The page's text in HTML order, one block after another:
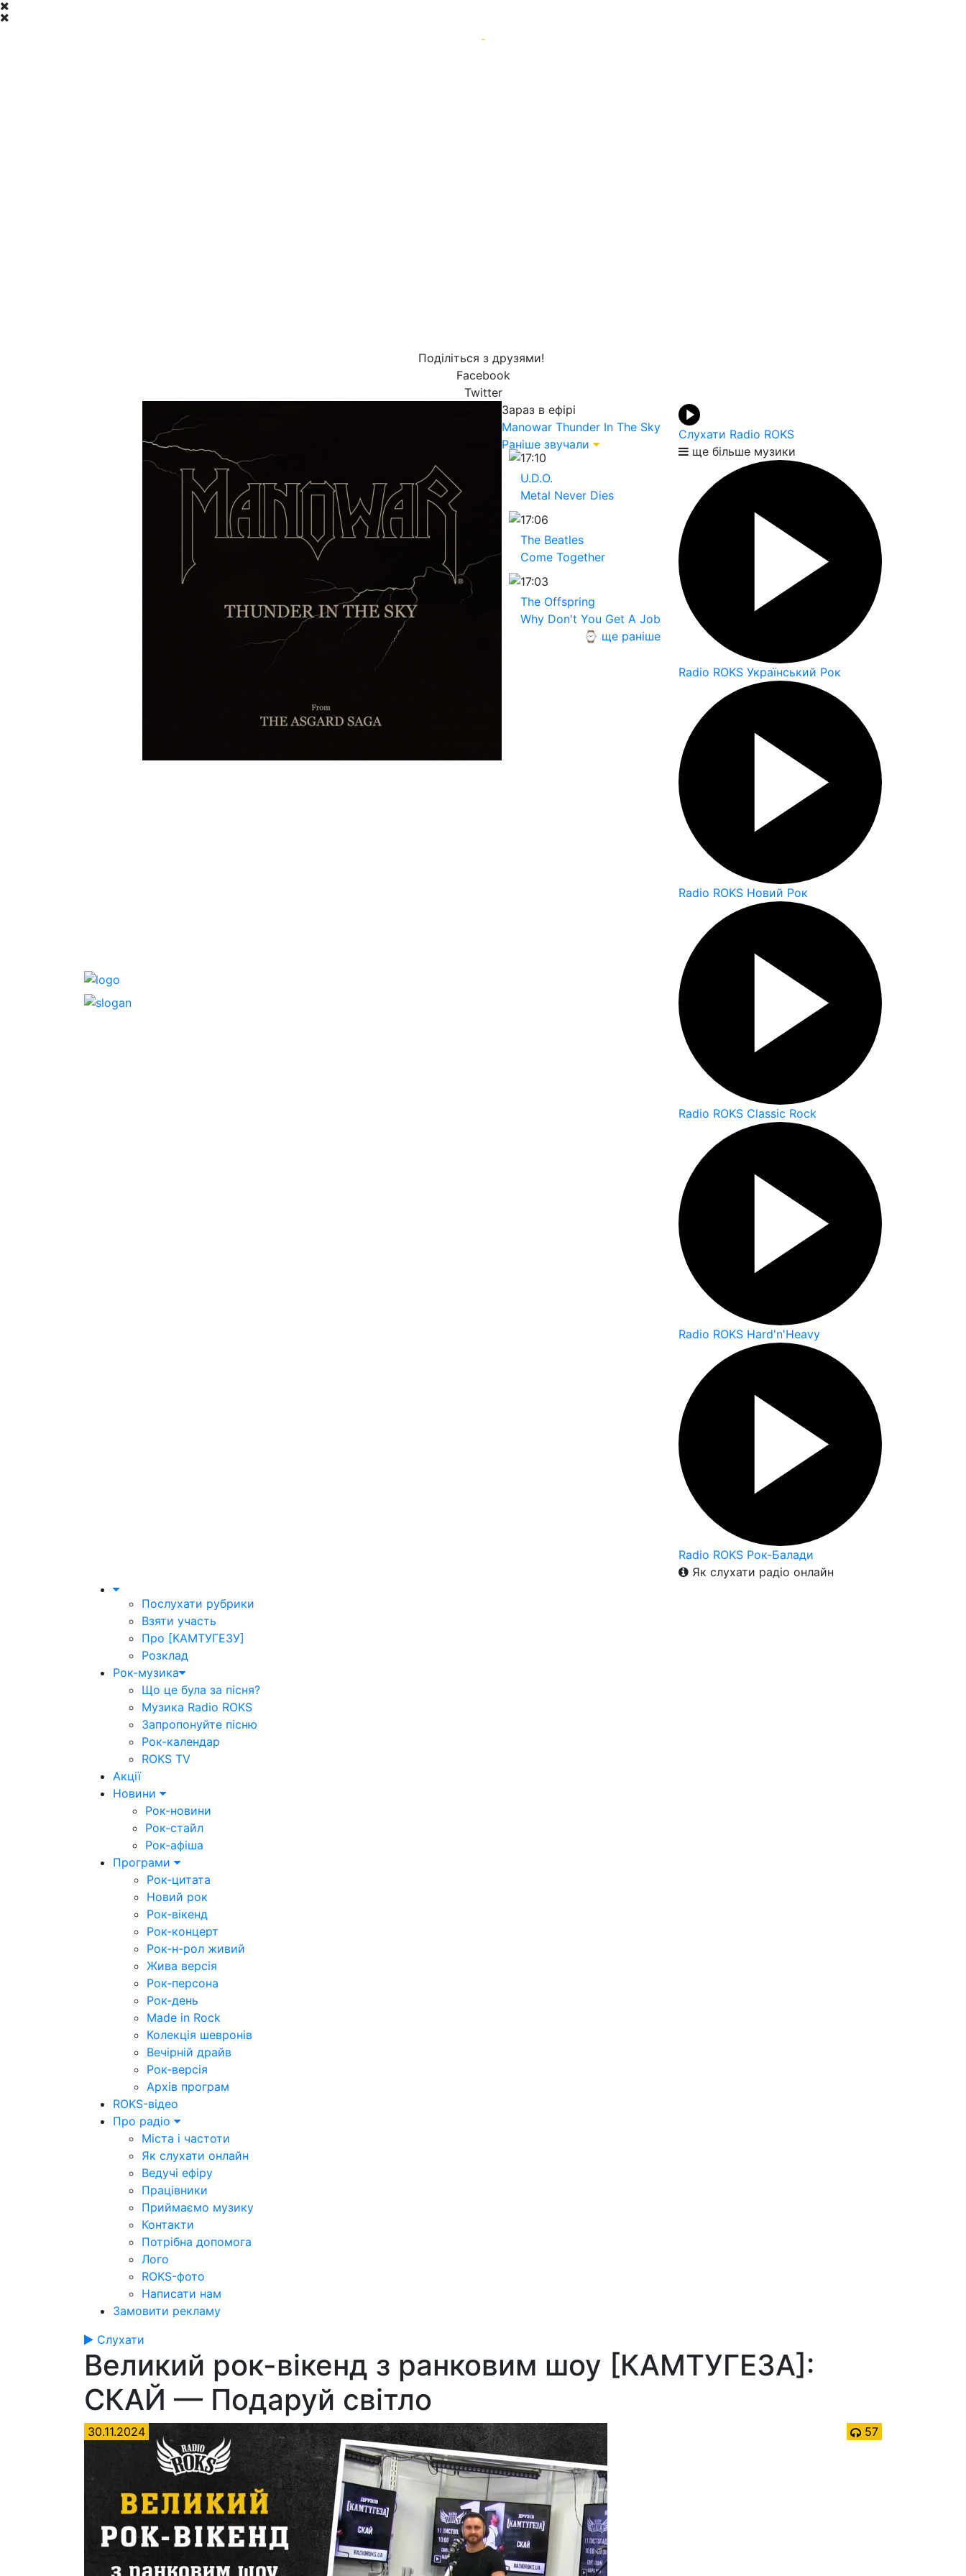
-
Поділіться з друзями!
Facebook
Twitter
Зараз в ефірі
Manowar Thunder In The Sky
Раніше звучали
17:10
U.D.O.
Metal Never Dies
17:06
The Beatles
Come Together
17:03
The Offspring
Why Don't You Get A Job
⌚ ще раніше
Слухати Radio ROKS
ще більше музики
Radio ROKS Український Рок
Radio ROKS Новий Рок
Radio ROKS Classic Rock
Radio ROKS Hard'n'Heavy
Radio ROKS Рок-Балади
Як слухати радіо онлайн
Послухати рубрики
Взяти участь
Про [КАМТУГЕЗУ]
Розклад
Рок-музика
Що це була за пісня?
Музика Radio ROKS
Запропонуйте пісню
Рок-календар
ROKS TV
Акції
Новини
Рок-новини
Рок-стайл
Рок-афіша
Програми
Рок-цитата
Новий рок
Рок-вікенд
Рок-концерт
Рок-н-рол живий
Жива версія
Рок-персона
Рок-день
Made in Rock
Колекція шевронів
Вечірній драйв
Рок-версія
Архів програм
ROKS-відео
Про радіо
Міста і частоти
Як слухати онлайн
Ведучі ефіру
Працівники
Приймаємо музику
Контакти
Потрібна допомога
Лого
ROKS-фото
Написати нам
Замовити рекламу
Слухати
Великий рок-вікенд з ранковим шоу [КАМТУГЕЗА]:
СКАЙ — Подаруй світло
30.11.2024 57